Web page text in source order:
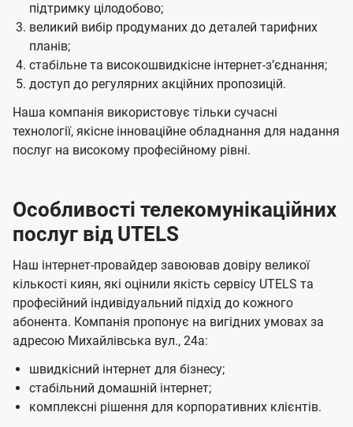
підтримку цілодобово;
великий вибір продуманих до деталей тарифних
планів;
стабільне та високошвидкісне інтернет-зʼєднання;
доступ до регулярних акційних пропозицій.
Наша компанія використовує тільки сучасні
технології, якісне інноваційне обладнання для надання
послуг на високому професійному рівні.
Особливості телекомунікаційних
послуг від UTELS
Наш інтернет-провайдер завоював довіру великої
кількості киян, які оцінили якість сервісу UTELS та
професійний індивідуальний підхід до кожного
абонента. Компанія пропонує на вигідних умовах за
адресою Михайлівська вул., 24а:
швидкісний інтернет для бізнесу;
стабільний домашній інтернет;
комплексні рішення для корпоративних клієнтів.